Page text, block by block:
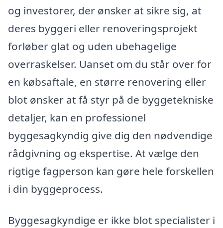
og investorer, der ønsker at sikre sig, at
deres byggeri eller renoveringsprojekt
forløber glat og uden ubehagelige
overraskelser. Uanset om du står over for
en købsaftale, en større renovering eller
blot ønsker at få styr på de byggetekniske
detaljer, kan en professionel
byggesagkyndig give dig den nødvendige
rådgivning og ekspertise. At vælge den
rigtige fagperson kan gøre hele forskellen
i din byggeprocess.
Byggesagkyndige er ikke blot specialister i